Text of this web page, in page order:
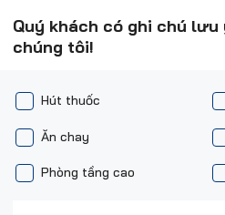
Quý khách có ghi chú lưu
chúng tôi!
Hút thuốc
Phòng tầng cao
Ăn chay